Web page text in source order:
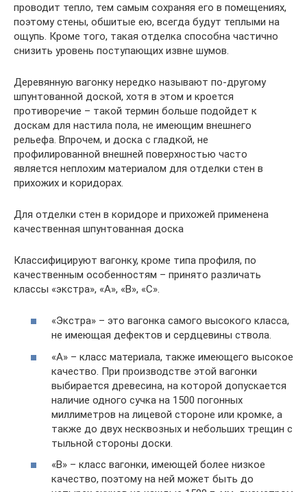
проводит тепло, тем самым сохраняя его в помещениях,
поэтому стены, обшитые ею, всегда будут теплыми на
ощупь. Кроме того, такая отделка способна частично
снизить уровень поступающих извне шумов.
Деревянную вагонку нередко называют по-другому
шпунтованной доской, хотя в этом и кроется
противоречие – такой термин больше подойдет к
доскам для настила пола, не имеющим внешнего
рельефа. Впрочем, и доска с гладкой, не
профилированной внешней поверхностью часто
является неплохим материалом для отделки стен в
прихожих и коридорах.
Для отделки стен в коридоре и прихожей применена
качественная шпунтованная доска
Классифицируют вагонку, кроме типа профиля, по
качественным особенностям – принято различать
классы «экстра», «А», «В», «С».
«Экстра» – это вагонка самого высокого класса,
не имеющая дефектов и сердцевины ствола.
«А» – класс материала, также имеющего высокое
качество. При производстве этой вагонки
выбирается древесина, на которой допускается
наличие одного сучка на 1500 погонных
миллиметров на лицевой стороне или кромке, а
также до двух несквозных и небольших трещин с
тыльной стороны доски.
«В» – класс вагонки, имеющей более низкое
качество, поэтому на ней может быть до